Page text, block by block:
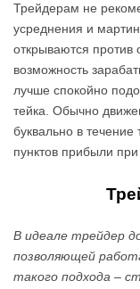
Трейдерам не
усреднения и
открываются против
возможность
лучше спокойно
тейка. Обычно
буквально в течение
пунктов прибыли
В идеале трейдер
позволяющей
такого подхода –